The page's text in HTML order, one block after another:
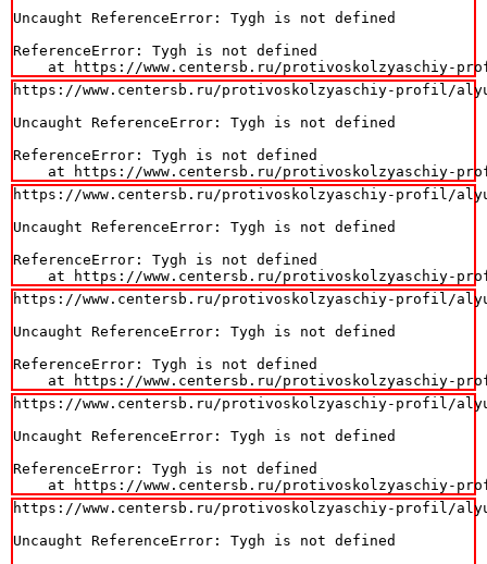
Uncaught ReferenceError: Tygh is not defined
ReferenceError: Tygh is not defined
at https://www.centersb.ru/protivoskolzyaschiy-
https://www.centersb.ru/protivoskolzyaschiy-profil/
Uncaught ReferenceError: Tygh is not defined
ReferenceError: Tygh is not defined
at https://www.centersb.ru/protivoskolzyaschiy-
https://www.centersb.ru/protivoskolzyaschiy-profil/
Uncaught ReferenceError: Tygh is not defined
ReferenceError: Tygh is not defined
at https://www.centersb.ru/protivoskolzyaschiy-
https://www.centersb.ru/protivoskolzyaschiy-profil/
Uncaught ReferenceError: Tygh is not defined
ReferenceError: Tygh is not defined
at https://www.centersb.ru/protivoskolzyaschiy-
https://www.centersb.ru/protivoskolzyaschiy-profil/
Uncaught ReferenceError: Tygh is not defined
ReferenceError: Tygh is not defined
at https://www.centersb.ru/protivoskolzyaschiy-
https://www.centersb.ru/protivoskolzyaschiy-profil/
Uncaught ReferenceError: Tygh is not defined